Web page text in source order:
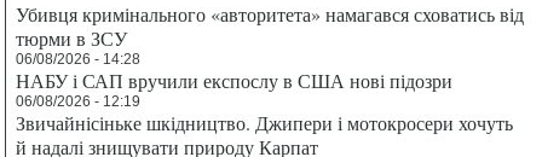
Убивця кримінального «авторитета» намагався сховатись від
тюрми в ЗСУ
06/08/2026 - 14:28
НАБУ і САП вручили експослу в США нові підозри
06/08/2026 - 12:19
Звичайнісіньке шкідництво. Джипери і мотокросери хочуть
й надалі знищувати природу Карпат